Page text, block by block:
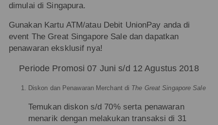
dimulai di Singapura.
Gunakan Kartu ATM/atau Debit UnionPay anda di
event The Great Singapore Sale dan dapatkan
penawaran eksklusif nya!
Periode Promosi 07 Juni s/d 12 Agustus 2018
Diskon dan Penawaran Merchant di The Great Singapore Sale
Temukan diskon s/d 70% serta penawaran
menarik dengan melakukan transaksi di 31